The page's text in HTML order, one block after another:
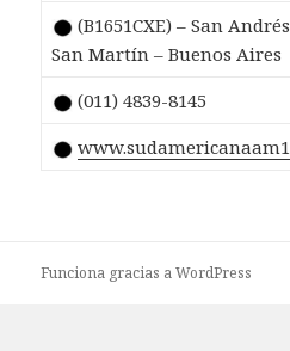
(B1651CXE) – San
San Martín – Buenos Aires
(011) 4839-8145
Funciona gracias a WordPress